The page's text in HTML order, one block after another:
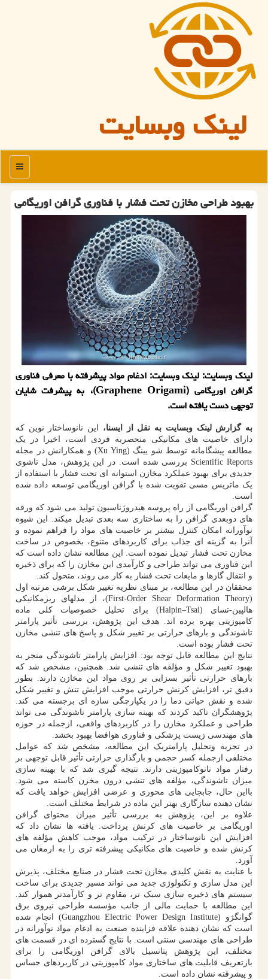
لینک وبسایت
منو
بهبود طراحی مخازن تحت فشار با فناوری گرافن اوریگامی
لینک وبسایت: لینک وبسایت: ادغام مواد پیشرفته با معرفی فناوری
گرافن اوریگامی (Graphene Origami)، به پیشرفت شایان
توجهی دست یافته است.
به گزارش لینک وبسایت به نقل از ایسنا، این نانوساختار نوین که
دارای خاصیت های مکانیکی منحصربه فردی است، اخیرا در یک
مطالعه پیشگامانه توسط شو یینگ (Xu Ying) و همکارانش در مجله
Scientific Reports بررسی شده است. در این پژوهش، مدل تاشوی
جدیدی برای بهبود عملکرد مخازن استوانه ای تحت فشار با استفاده از
یک ماتریس مسی تقویت شده با گرافن اوریگامی توسعه داده شده
است.
گرافن اوریگامی از راه پروسه هیدروژناسیون تولید می شود که ورقه
های دوبعدی گرافن را به ساختاری سه بعدی تبدیل میکند. این شیوه
نوآورانه امکان کنترل بیشتر بر خاصیت های مواد را فراهم نموده و
آنرا به گزینه ای جذاب برای کاربردهای متنوع، بخصوص در ساخت
مخازن تحت فشار تبدیل نموده است. این مطالعه نشان داده است که
این فناوری می تواند طراحی و کارآمدی این مخازن را که برای ذخیره
و انتقال گازها و مایعات تحت فشار به کار می روند، متحول کند.
محققان در این مطالعه، بر مبنای نظریه تغییر شکل برشی مرتبه اول
(First-Order Shear Deformation Theory)، از مدلهای ریزمکانیکی
هالپین-تسای (Halpin–Tsai) برای تحلیل خصوصیات کلی ماده
کامپوزیتی بهره برده اند. هدف این پژوهش، بررسی تأثیر پارامتر
تاشوندگی و بارهای حرارتی بر تغییر شکل و پاسخ های تنشی مخازن
تحت فشار بوده است.
نتایج این مطالعه قابل توجه بود: افزایش پارامتر تاشوندگی منجر به
بهبود تغییر شکل و مؤلفه های تنشی شد. همچنین، مشخص شد که
بارهای حرارتی تأثیر بسزایی بر روی مواد این مخازن دارند. بطور
دقیق تر، افزایش کرنش حرارتی موجب افزایش تنش و تغییر شکل
شده و نقش حیاتی دما را در یکپارچگی سازه ای برجسته می کند.
پژوهشگران تاکید کردند که بهینه سازی پارامتر تاشوندگی می تواند
طراحی و عملکرد مخازن را در کاربردهای واقعی، ازجمله در حوزه
های مهندسی زیست پزشکی و فناوری هوافضا بهبود بخشد.
در تجزیه وتحلیل پارامتریک این مطالعه، مشخص شد که عوامل
مختلفی ازجمله کسر حجمی و بارگذاری حرارتی تأثیر قابل توجهی بر
رفتار مواد نانوکامپوزیتی دارند. نتیجه گیری شد که با بهینه سازی
میزان تاشوندگی، مؤلفه های تنشی درون مخزن کاسته می شود.
بااین حال، جابجایی های محوری و عرضی افزایش خواهد یافت که
نشان دهنده سازگاری بهتر این ماده در شرایط مختلف است.
علاوه بر این، پژوهش به بررسی تأثیر میزان محتوای گرافن
اوریگامی بر خاصیت های کرنش پرداخت. یافته ها نشان داد که
افزایش این نانوساختار در ترکیب مواد، موجب کاهش مؤلفه های
کرنش شده و خاصیت های مکانیکی پیشرفته تری را به ارمغان می
آورد.
با عنایت به نقش کلیدی مخازن تحت فشار در صنایع مختلف، پذیرش
این مدل سازی و تکنولوژی جدید می تواند مسیر جدیدی برای ساخت
سیستم های ذخیره سازی سبک تر، مقاوم تر و کارآمدتر هموار کند.
این مطالعه با حمایت مالی از جانب مؤسسه طراحی نیروی برق
گوانگژو (Guangzhou Electric Power Design Institute) انجام شده
است که نشان دهنده علاقه فزاینده صنعت به ادغام مواد نوآورانه در
طراحی های مهندسی سنتی است. با نتایج گسترده ای در قسمت های
مختلف، این پژوهش پتانسیل بالای گرافن اوریگامی را برای
بازتعریف قابلیت های ساختاری مواد کامپوزیتی در کاربردهای حساس
و پیشرفته نشان داده است.